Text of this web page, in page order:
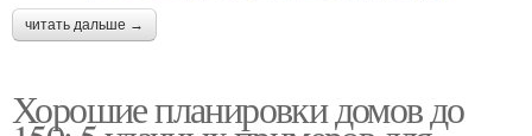
читать дальше →
Хорошие планировки домов до